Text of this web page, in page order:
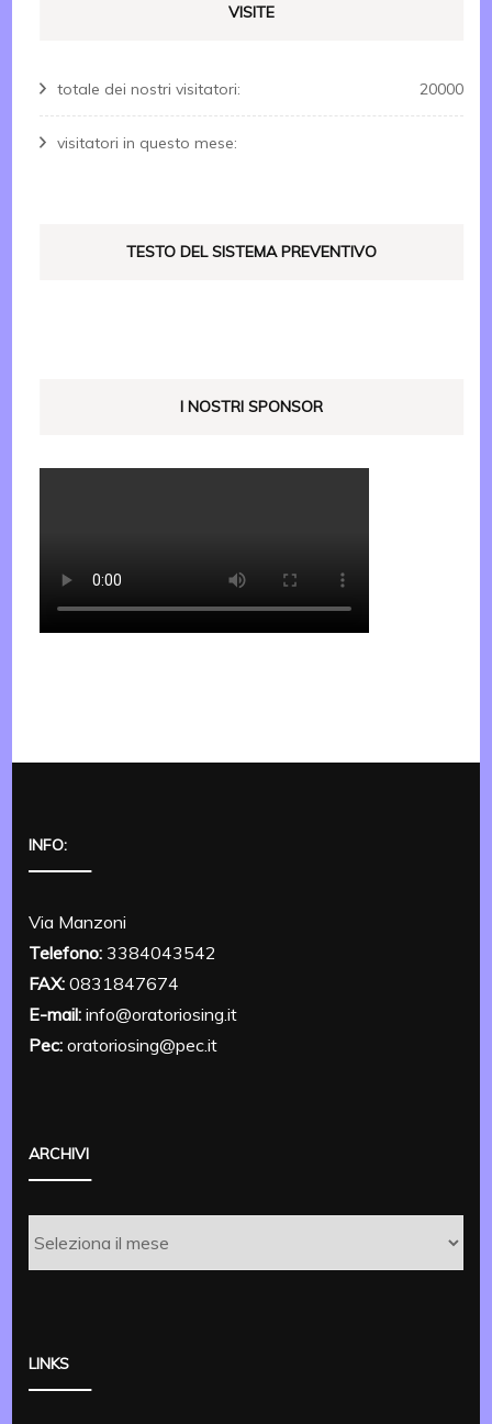
VISITE
20000
totale dei nostri visitatori:
visitatori in questo mese:
TESTO DEL SISTEMA PREVENTIVO
I NOSTRI SPONSOR
INFO:
Via Manzoni
Telefono: 3384043542
FAX: 0831847674
E-mail: info@oratoriosing.it
Pec: oratoriosing@pec.it
ARCHIVI
LINKS